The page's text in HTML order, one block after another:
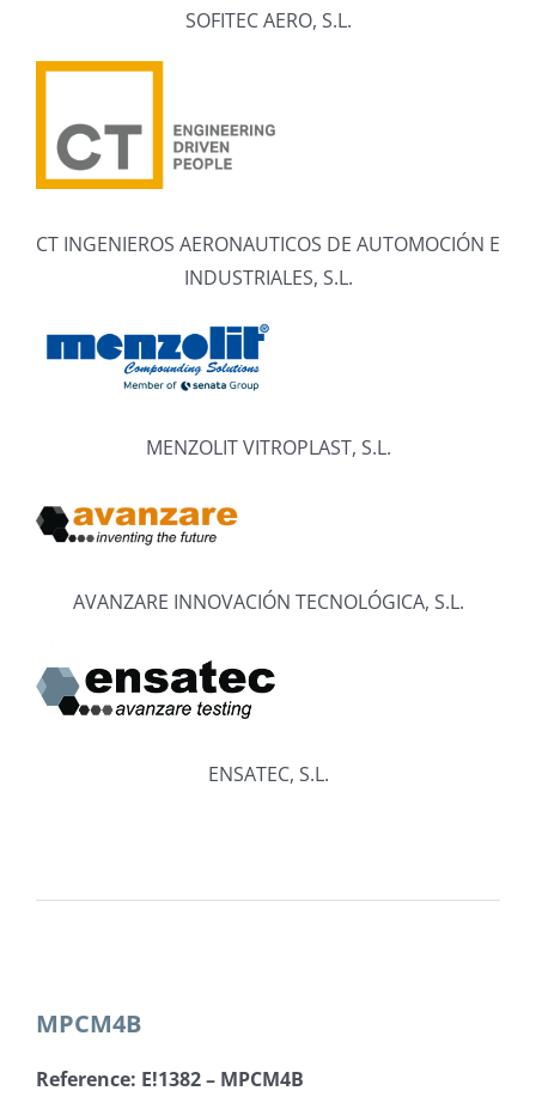
SOFITEC AERO, S.L.
CT INGENIEROS AERONAUTICOS DE AUTOMOCIÓN E
INDUSTRIALES, S.L.
MENZOLIT VITROPLAST, S.L.
AVANZARE INNOVACIÓN TECNOLÓGICA, S.L.
ENSATEC, S.L.
MPCM4B
Reference: E!1382 – MPCM4B